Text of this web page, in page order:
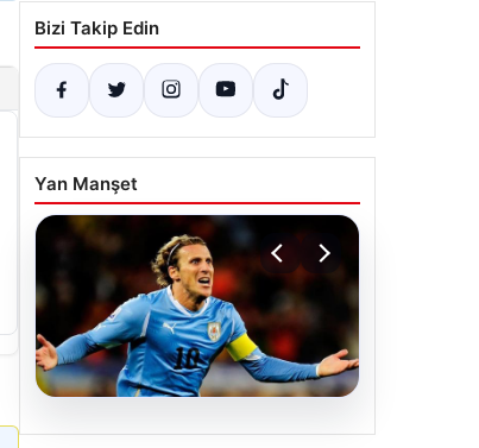
Bizi Takip Edin
Yan Manşet
06.08.2026